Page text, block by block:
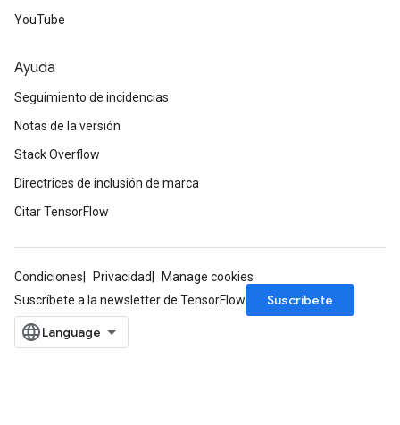
YouTube
Ayuda
Seguimiento de incidencias
Notas de la versión
Stack Overflow
Directrices de inclusión de marca
Citar TensorFlow
Condiciones Privacidad
Manage cookies
Suscríbete a la newsletter de TensorFlow
Suscríbete